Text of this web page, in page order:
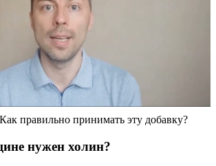
правильно принимать эту добавку?
нужен холин?